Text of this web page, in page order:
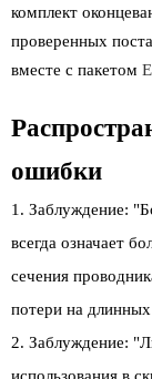
комплект
проверенных
вместе с пакетом
ошибки
Заблуждение:
всегда означает
сечения
потери на длинных
Заблуждение: